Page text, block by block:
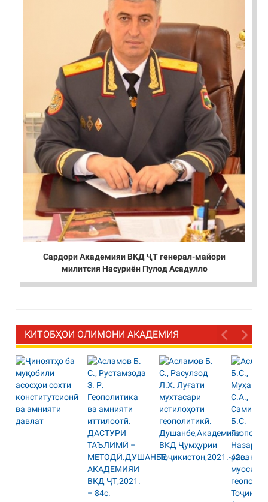
Сардори Академияи ВКД ҶТ генерал-майори
милитсия Насуриён Пулод Асадулло
КИТОБҲОИ ОЛИМОНИ АКАДЕМИЯ